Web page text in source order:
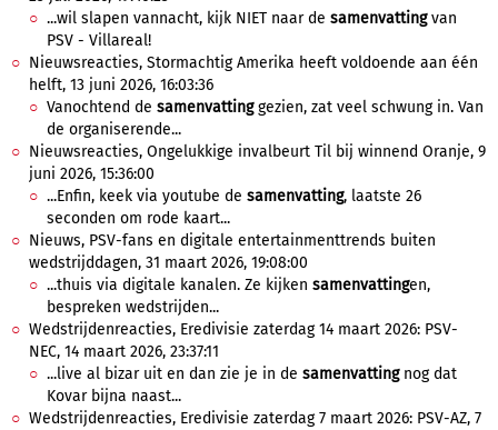
...wil slapen vannacht, kijk NIET naar de samenvattingvan
PSV - Villareal!
Nieuwsreacties, Stormachtig Amerika heeft voldoende aan één
helft, 13 juni 2026, 16:03:36
Vanochtend de samenvattinggezien, zat veel schwung in. Van
de organiserende...
Nieuwsreacties, Ongelukkige invalbeurt Til bij winnend Oranje, 9
juni 2026, 15:36:00
...Enfin, keek via youtube de samenvatting, laatste 26
seconden om rode kaart...
Nieuws, PSV-fans en digitale entertainmenttrends buiten
wedstrijddagen, 31 maart 2026, 19:08:00
...thuis via digitale kanalen. Ze kijken samenvattingen,
bespreken wedstrijden...
Wedstrijdenreacties, Eredivisie zaterdag 14 maart 2026: PSV-
NEC, 14 maart 2026, 23:37:11
...live al bizar uit en dan zie je in de samenvattingnog dat
Kovar bijna naast...
Wedstrijdenreacties, Eredivisie zaterdag 7 maart 2026: PSV-AZ, 7